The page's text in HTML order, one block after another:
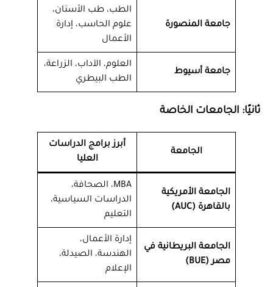
جامعة المنصورة
الطب، طب الأسنان،
علوم الحاسب، إدارة
الأعمال
جامعة أسيوط
العلوم، الآداب، الزراعة،
الطب البيطري
ثانيًا: الجامعات الخاصة
الجامعة
أبرز برامج الدراسات
العليا
الجامعة الأمريكية
بالقاهرة (AUC)
MBA، الصحافة،
الدراسات السياسية،
التعليم
الجامعة البريطانية في
مصر (BUE)
إدارة الأعمال،
الهندسة، الصيدلة،
الإعلام